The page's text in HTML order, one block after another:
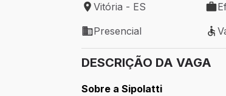
Local de trabalho: Vitória - ES
Vitória - ES
Modelo de trabalho: Presencial
Presencial
DESCRIÇÃO DA VAGA
Sobre a Sipolatti